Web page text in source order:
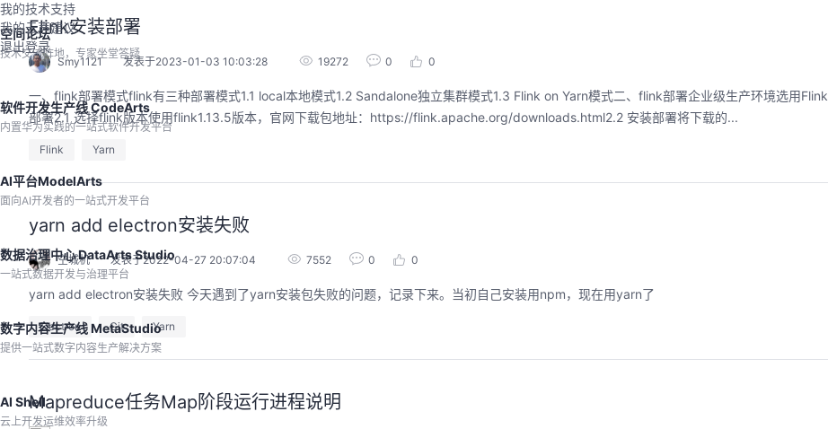
空间论坛
技术交流阵地，专家坐堂答疑
软件开发生产线 CodeArts
内置华为实践的一站式软件开发平台
AI平台ModelArts
面向AI开发者的一站式开发平台
数据治理中心 DataArts Studio
一站式数据开发与治理平台
数字内容生产线 MetaStudio
提供一站式数字内容生产解决方案
AI Shell
云上开发运维效率升级
我的技术支持
我的云声建议
退出登录
Flink安装部署
Smy1121 发表于2023-01-03 10:03:28 19272 0 0
一、flink部署模式flink有三种部署模式1.1 local本地模式1.2 Sandalone独立集群模式1.3 Flink on Yarn模式二、flink部署企业级生产环境选用
部署2.1 选择flink版本使用flink1.13.5版本，官网下载包地址：https://flink.apache.org/downloads.html2.2 安装部署将下载的...
Flink Yarn
yarn add electron安装失败
空城机 发表于2022-04-27 20:07:04 7552 0 0
yarn add electron安装失败 今天遇到了yarn安装包失败的问题，记录下来。当初自己安装用npm，现在用yarn了
Electron Git Yarn
Mapreduce任务Map阶段运行进程说明
AI作品三步上朋友
20:00
者运营负责人
到企业级开发。不教编
、有产出、能带走、可炫
华为云码道Skill实战与极速交付，
智能开发全链路实战
2026/07/22 周三 19:00-21:00
直播深度解读华为云码道6月产品新特性，从S
面向具身智能开发者，带您全流程体验机器人
能，并体验业界主流具身模型应用。